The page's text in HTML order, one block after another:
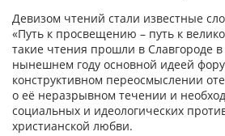
Девизом чтений стали известные
«Путь к просвещению – путь к
такие чтения прошли в Славгороде
нынешнем году основной идеей
конструктивном переосмыслении
о её неразрывном течении и
социальных и идеологических
христианской любви.